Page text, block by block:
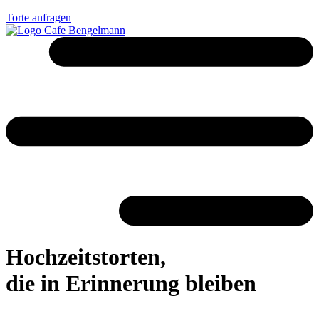
Torte anfragen
Hochzeitstorten,
die in Erinnerung bleiben